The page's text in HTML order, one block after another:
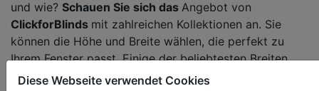
Diese Webseite verwendet Cookies
und wie? Schauen Sie sich das Angebot von
ClickforBlinds mit zahlreichen Kollektionen an. Sie
können die Höhe und Breite wählen, die perfekt zu
Ihrem Fenster passt. Einige der beliebtesten Breiten
sind 80 cm, 90 cm, 100 cm, 100 cm, 110 cm und 120